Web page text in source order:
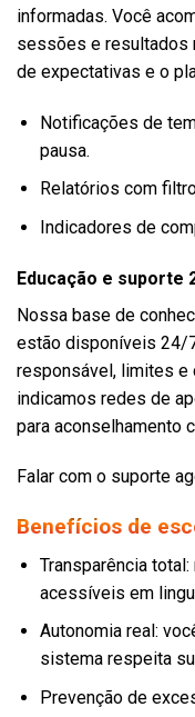
informadas. Você
sessões e resultados
de expectativas e o
Notificações de
pausa.
Relatórios com
Indicadores de
Educação e suporte
Nossa base de
estão disponíveis 24/
responsável, limites e
indicamos redes de
para aconselhamento
Falar com o suporte
Benefícios de
Transparência
acessíveis em
Autonomia real:
sistema respeita
Prevenção de